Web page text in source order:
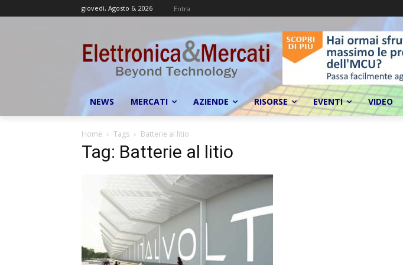
giovedì, Agosto 6, 2026 Entra
NEWS MERCATI AZIENDE RISORSE EVENTI VIDEO
Home Tags Batterie al litio
Tag: Batterie al litio